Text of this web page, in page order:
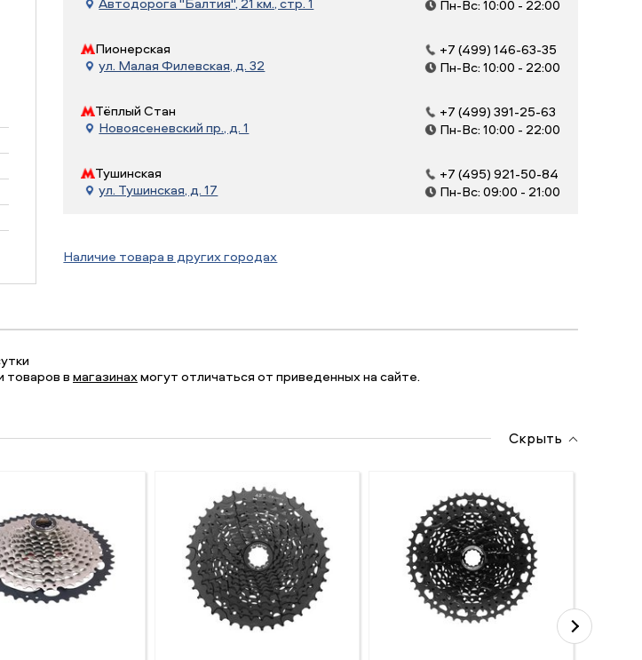
Пн-Вс: 10:00 - 22:00
Пионерская
ул. Малая Филевская, д. 32
+7 (499) 146-63-35
Пн-Вс: 10:00 - 22:00
Тёплый Стан
Новоясеневский пр., д. 1
+7 (499) 391-25-63
Пн-Вс: 10:00 - 22:00
Тушинская
ул. Тушинская, д. 17
+7 (495) 921-50-84
Пн-Вс: 09:00 - 21:00
Наличие товара в других городах
товаров вмагазинахмогут отличаться от приведенных на сайте.
Скрыть